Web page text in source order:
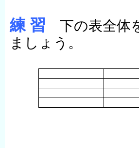
練 習 下の表全体
ましょう。